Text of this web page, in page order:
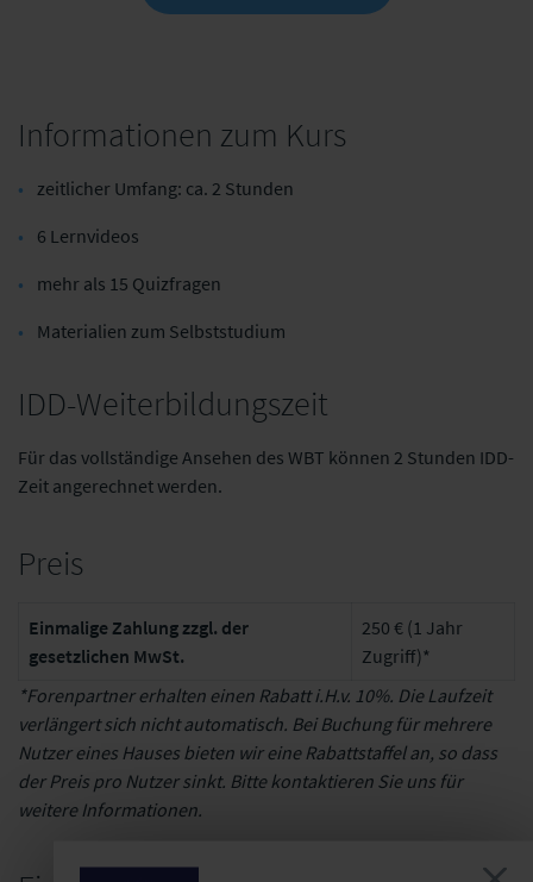
Informationen zum Kurs
zeitlicher Umfang: ca. 2 Stunden
6 Lernvideos
mehr als 15 Quizfragen
Materialien zum Selbststudium
IDD-Weiterbildungszeit
Für das vollständige Ansehen des WBT können 2 Stunden IDD-
Zeit angerechnet werden.
Preis
Einmalige Zahlung zzgl. der
gesetzlichen MwSt.
250 € (1 Jahr
Zugriff)*
*Forenpartner erhalten einen Rabatt i.H.v. 10%. Die Laufzeit
verlängert sich nicht automatisch. Bei Buchung für mehrere
Nutzer eines Hauses bieten wir eine Rabattstaffel an, so dass
der Preis pro Nutzer sinkt. Bitte kontaktieren Sie uns für
weitere Informationen.